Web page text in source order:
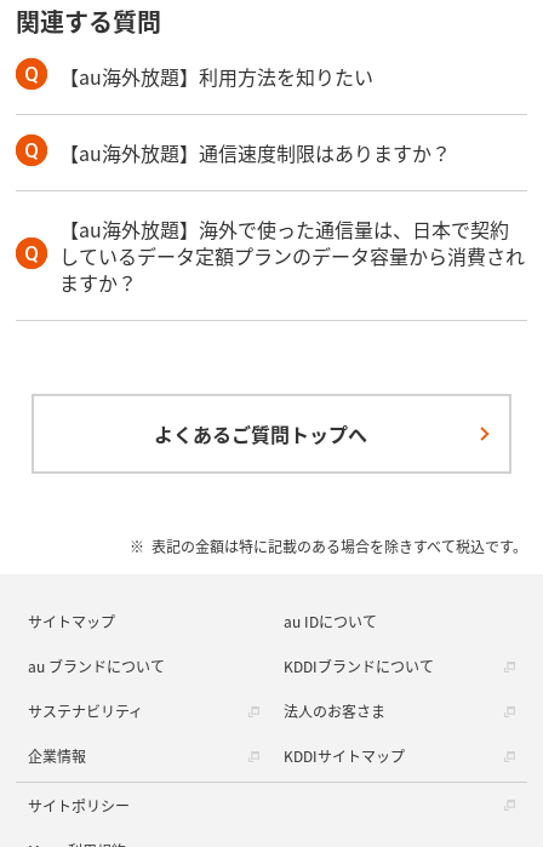
関連する質問
【au海外放題】利用方法を知りたい
【au海外放題】通信速度制限はありますか？
【au海外放題】海外で使った通信量は、日本で契約
しているデータ定額プランのデータ容量から消費され
ますか？
よくあるご質問トップへ
表記の金額は特に記載のある場合を除きすべて税込です。
サイトマップ au IDについて
au ブランドについて KDDIブランドについて
サステナビリティ 法人のお客さま
企業情報 KDDIサイトマップ
サイトポリシー